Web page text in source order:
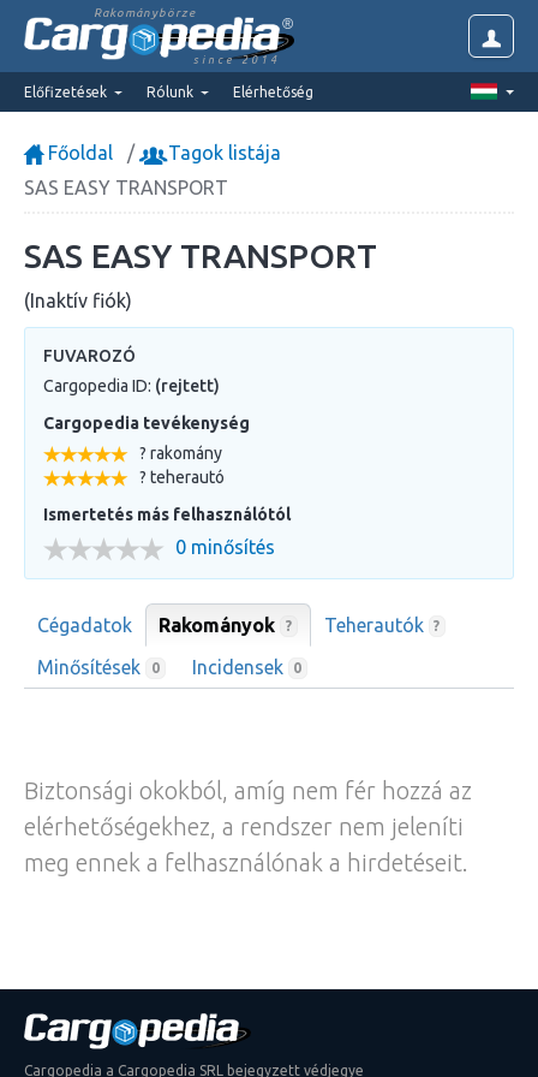
Rakománybörze
since 2014
Előfizetések Rólunk Elérhetőség
Főoldal
Tagok listája
SAS EASY TRANSPORT
SAS EASY TRANSPORT
(Inaktív fiók)
FUVAROZÓ
Cargopedia ID: (rejtett)
Cargopedia tevékenység
? rakomány
? teherautó
Ismertetés más felhasználótól
0 minősítés
Cégadatok Rakományok ? Teherautók ?
Minősítések 0 Incidensek 0
Biztonsági okokból, amíg nem fér hozzá az
elérhetőségekhez, a rendszer nem jeleníti
meg ennek a felhasználónak a hirdetéseit.
Cargopedia a Cargopedia SRL bejegyzett védjegye